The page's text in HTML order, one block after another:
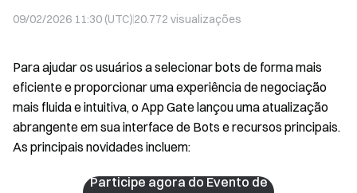
09/02/2026 11:30 (UTC)20.772 visualizações
Para ajudar os usuários a selecionar bots de forma mais
eficiente e proporcionar uma experiência de negociação
mais fluida e intuitiva, o App Gate lançou uma atualização
abrangente em sua interface de Bots e recursos principais.
As principais novidades incluem:
Participe agora do Evento de